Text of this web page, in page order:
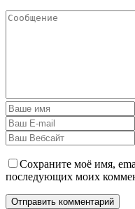
Сохраните моё имя,
последующих моих